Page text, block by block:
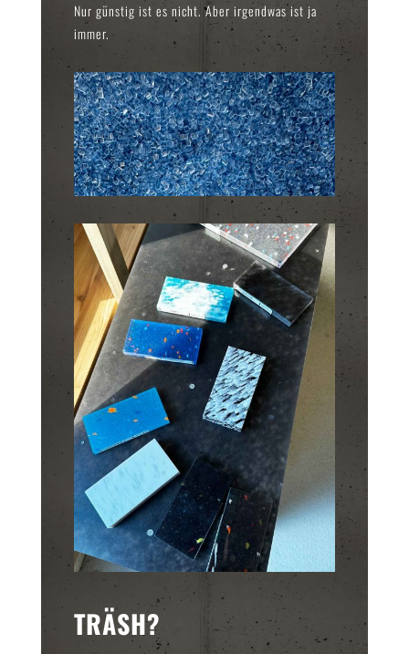
Nur günstig ist es nicht. Aber irgendwas ist ja
immer.
TRÄSH?